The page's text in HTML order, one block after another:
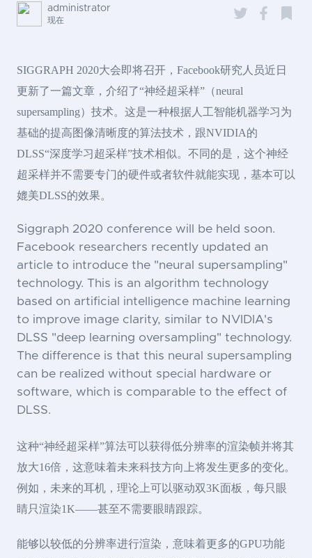
administrator
现在
SIGGRAPH 2020大会即将召开，Facebook研究人员近日
更新了一篇文章，介绍了“神经超采样”（neural
supersampling）技术。这是一种根据人工智能机器学习为
基础的提高图像清晰度的算法技术，跟NVIDIA的
DLSS“深度学习超采样”技术相似。不同的是，这个神经
超采样并不需要专门的硬件或者软件就能实现，基本可以
媲美DLSS的效果。
Siggraph 2020 conference will be held soon.
Facebook researchers recently updated an
article to introduce the "neural supersampling"
technology. This is an algorithm technology
based on artificial intelligence machine learning
to improve image clarity, similar to NVIDIA's
DLSS "deep learning oversampling" technology.
The difference is that this neural supersampling
can be realized without special hardware or
software, which is comparable to the effect of
DLSS.
这种“神经超采样”算法可以获得低分辨率的渲染帧并将其
放大16倍，这意味着未来科技方向上将发生更多的变化。
例如，未来的耳机，理论上可以驱动双3K面板，每只眼
睛只渲染1K——甚至不需要眼睛跟踪。
能够以较低的分辨率进行渲染，意味着更多的GPU功能